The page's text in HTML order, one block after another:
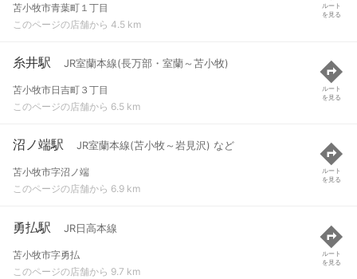
苫小牧市青葉町１丁目
このページの店舗から 4.5 km
ルート
を見る
糸井駅 JR室蘭本線(長万部・室蘭～苫小牧)
苫小牧市日吉町３丁目
このページの店舗から 6.5 km
ルート
を見る
沼ノ端駅 JR室蘭本線(苫小牧～岩見沢) など
苫小牧市字沼ノ端
このページの店舗から 6.9 km
ルート
を見る
勇払駅 JR日高本線
苫小牧市字勇払
このページの店舗から 9.7 km
ルート
を見る